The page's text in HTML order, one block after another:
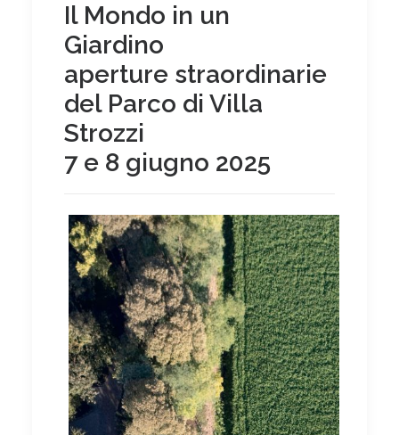
Il Mondo in un
Giardino
aperture straordinarie
del Parco di Villa
Strozzi
7 e 8 giugno 2025